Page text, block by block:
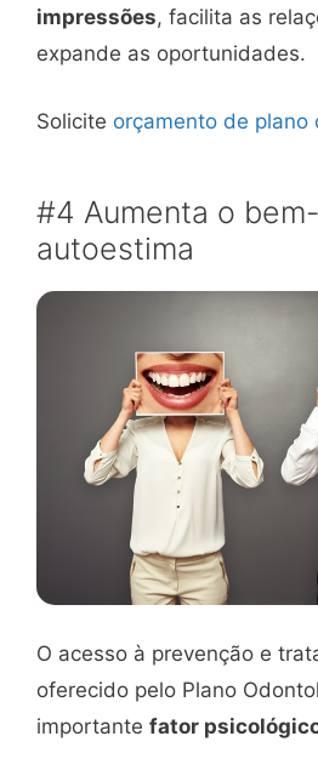
impressões, facilita as
expande as oportunidades.
Solicite orçamento de plano
#4 Aumenta o
autoestima
O acesso à prevenção e
oferecido pelo Plano
importante fator